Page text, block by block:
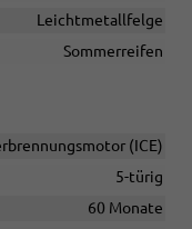
Leichtmetallfelge
Sommerreifen
(ICE)
5-türig
60 Monate